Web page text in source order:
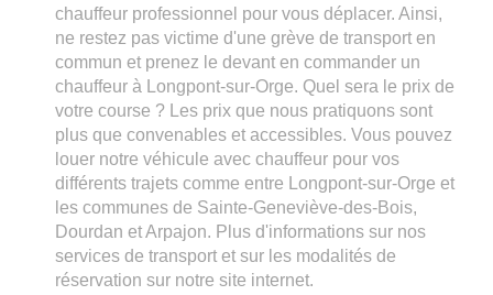
chauffeur professionnel pour vous déplacer. Ainsi,
ne restez pas victime d'une grève de transport en
commun et prenez le devant en commander un
chauffeur à Longpont-sur-Orge. Quel sera le prix de
votre course ? Les prix que nous pratiquons sont
plus que convenables et accessibles. Vous pouvez
louer notre véhicule avec chauffeur pour vos
différents trajets comme entre Longpont-sur-Orge et
les communes de Sainte-Geneviève-des-Bois,
Dourdan et Arpajon. Plus d'informations sur nos
services de transport et sur les modalités de
réservation sur notre site internet.